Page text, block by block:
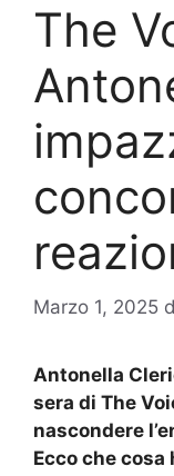
The
Marzo 1, 2025
Antonella
sera di The
nascondere
Ecco che cosa